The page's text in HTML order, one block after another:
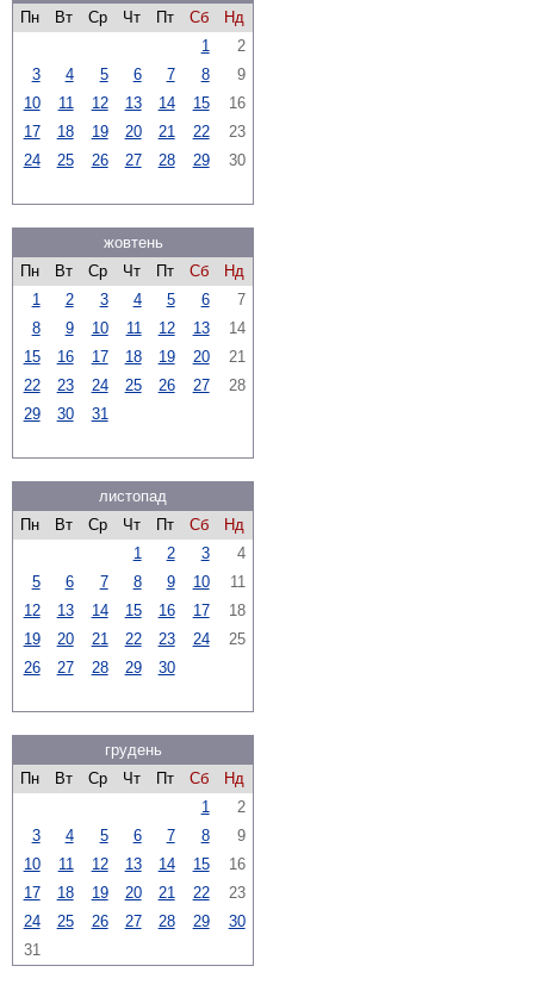
Пн
Вт Ср Чт Пт Сб
Нд
1
2
3
4 5 6 7 8
9
10
11 12 13 14 15
16
17
18 19 20 21 22
23
24
25 26 27 28 29 30
жовтень
Пн
Вт Ср Чт Пт Сб
Нд
1
2 3 4 5 6
7
8
9 10 11 12 13
14
15
16 17 18 19 20
21
22
23 24 25 26 27
28
29
30 31
листопад
Пн
Вт Ср Чт Пт Сб
Нд
1
2 3
4
5
6 7 8 9 10
11
12
13 14 15 16 17
18
19
20 21 22 23 24
25
26
27 28 29 30
грудень
Пн
Вт Ср Чт Пт Сб
Нд
1
2
3
4 5 6 7 8
9
10
11 12 13 14 15
16
17
18 19 20 21 22
23
24
25 26 27 28 29
30
31